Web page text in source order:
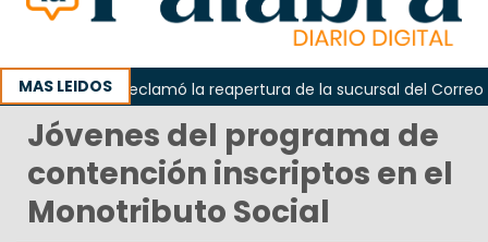
MAS LEIDOS
Odarda reclamó la reapertura de la sucursal del Correo
Jóvenes del programa de
contención inscriptos en el
Monotributo Social